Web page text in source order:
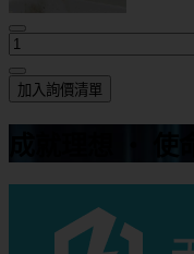
加入詢價清單